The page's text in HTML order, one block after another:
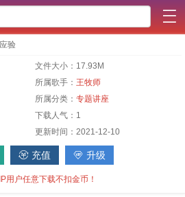

验
文件大小： 17.93M
所属歌手： 王牧师
所属分类： 专题讲座
下载人气： 1
更新时间： 2021-12-10
 充值  升级
用户任意下载不扣金币！